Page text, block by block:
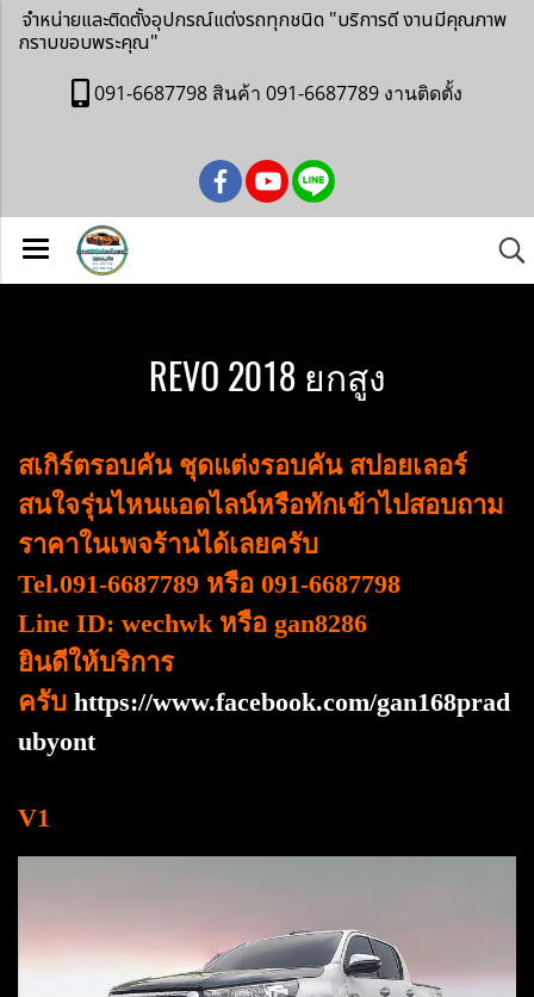
จำหน่ายและติดตั้งอุปกรณ์แต่งรถทุกชนิด "บริการดี งานมีคุณภาพ
กราบขอบพระคุณ"
091-6687798 สินค้า 091-6687789 งานติดตั้ง
REVO 2018 ยกสูง
สเกิร์ตรอบคัน ชุดแต่งรอบคัน สปอยเลอร์
สนใจรุ่นไหนแอดไลน์หรือทักเข้าไปสอบถาม
ราคาในเพจร้านได้เลยครับ
Tel.091-6687789 หรือ 091-6687798
Line ID: wechwk หรือ gan8286
ยินดีให้บริการ
ครับ https://www.facebook.com/gan168prad
ubyont
V1